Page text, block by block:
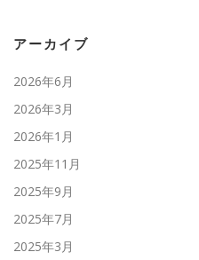
アーカイブ
2026年6月
2026年3月
2026年1月
2025年11月
2025年9月
2025年7月
2025年3月